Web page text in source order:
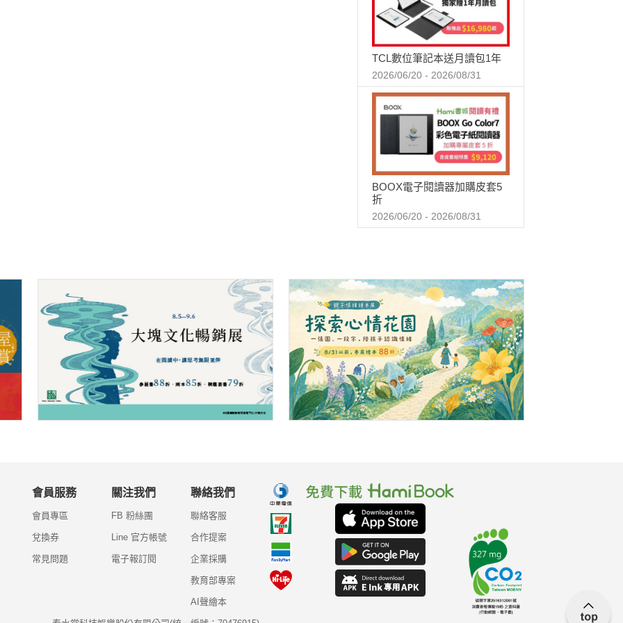
TCL數位筆記本送月讀包1年
2026/06/20 - 2026/08/31
BOOX電子閱讀器加購皮套5
折
2026/06/20 - 2026/08/31
會員服務
會員專區
兌換券
常見問題
關注我們
FB 粉絲團
Line 官方帳號
電子報訂閱
聯絡我們
聯絡客服
合作提案
企業採購
教育部專案
AI聲繪本